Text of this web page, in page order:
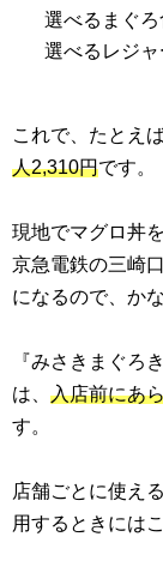
選べるまぐろ
選べるレジ
これで、たとえ
人2,310円です。
現地でマグロ丼
京急電鉄の三崎
になるので、か
『みさきまぐろ
は、 入店前にあ
す。
店舗ごとに使え
用するときには